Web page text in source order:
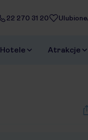
22 270 31 20 Ulubione
Hotele Atrakcje